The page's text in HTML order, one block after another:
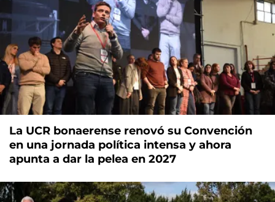
La UCR bonaerense renovó su Convención
en una jornada política intensa y ahora
apunta a dar la pelea en 2027